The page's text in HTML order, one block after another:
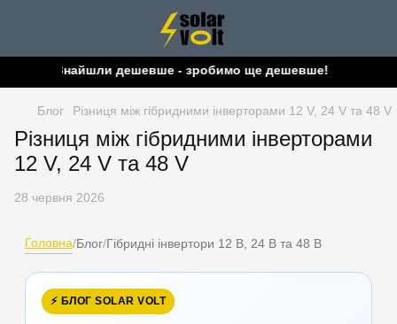
Знайшли дешевше - зробимо ще дешевше!
Блог Різниця між гібридними інверторами 12 V, 24 V та 48 V
Різниця між гібридними інверторами
12 V, 24 V та 48 V
28 червня 2026
Головна/Блог/Гібридні інвертори 12 В, 24 В та 48 В
⚡ БЛОГ SOLAR VOLT